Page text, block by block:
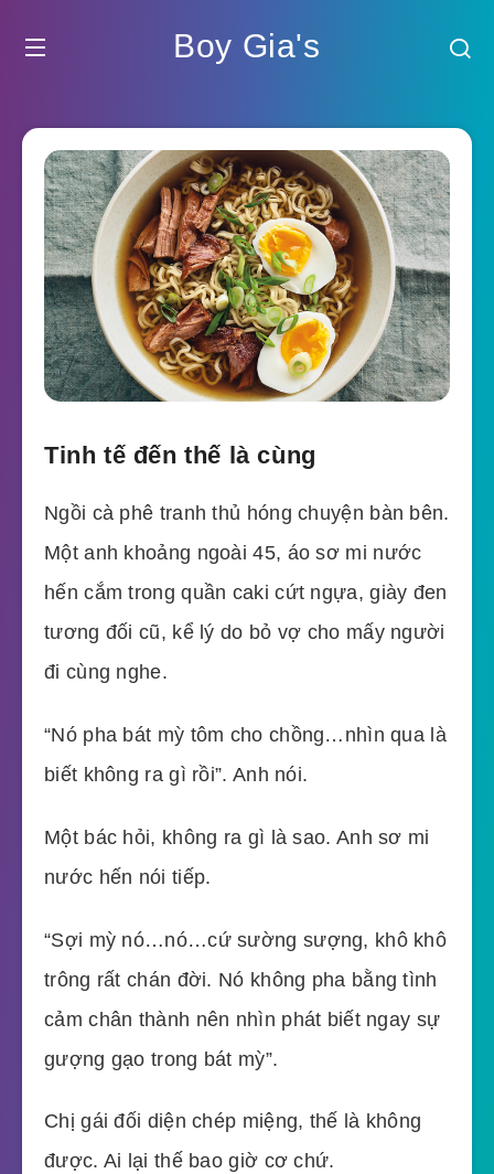
Boy Gia's
Tinh tế đến thế là cùng
Ngồi cà phê tranh thủ hóng chuyện bàn bên.
Một anh khoảng ngoài 45, áo sơ mi nước
hến cắm trong quần caki cứt ngựa, giày đen
tương đối cũ, kể lý do bỏ vợ cho mấy người
đi cùng nghe.
“Nó pha bát mỳ tôm cho chồng…nhìn qua là
biết không ra gì rồi”. Anh nói.
Một bác hỏi, không ra gì là sao. Anh sơ mi
nước hến nói tiếp.
“Sợi mỳ nó…nó…cứ sường sượng, khô khô
trông rất chán đời. Nó không pha bằng tình
cảm chân thành nên nhìn phát biết ngay sự
gượng gạo trong bát mỳ”.
Chị gái đối diện chép miệng, thế là không
được. Ai lại thế bao giờ cơ chứ.